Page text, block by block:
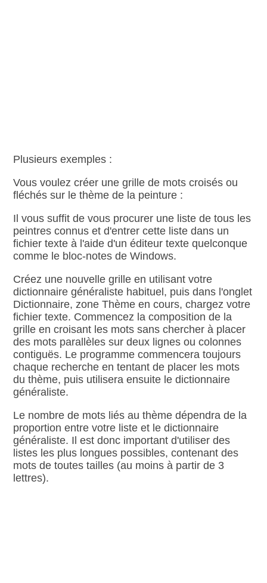
Plusieurs exemples :
Vous voulez créer une grille de mots croisés ou
fléchés sur le thème de la peinture :
Il vous suffit de vous procurer une liste de tous les
peintres connus et d'entrer cette liste dans un
fichier texte à l'aide d'un éditeur texte quelconque
comme le bloc‑notes de Windows.
Créez une nouvelle grille en utilisant votre
dictionnaire généraliste habituel, puis dans l'onglet
Dictionnaire, zone Thème en cours, chargez votre
fichier texte. Commencez la composition de la
grille en croisant les mots sans chercher à placer
des mots parallèles sur deux lignes ou colonnes
contiguës. Le programme commencera toujours
chaque recherche en tentant de placer les mots
du thème, puis utilisera ensuite le dictionnaire
généraliste.
Le nombre de mots liés au thème dépendra de la
proportion entre votre liste et le dictionnaire
généraliste. Il est donc important d'utiliser des
listes les plus longues possibles, contenant des
mots de toutes tailles (au moins à partir de 3
lettres).